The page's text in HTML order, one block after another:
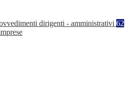
dirigenti - amministrativi 62